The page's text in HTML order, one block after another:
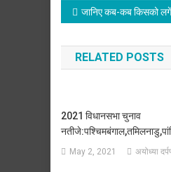
Post
navigation
जानिए कब-कब किसको लगेंगे कोरोना
RELATED POSTS
2021 विधानसभा चुनाव
May 2, 2021 अयोध्या